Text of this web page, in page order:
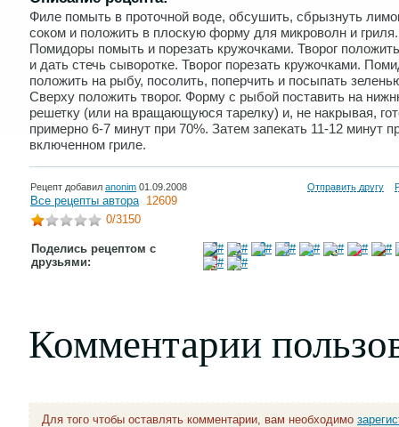
Филе помыть в проточной воде, обсушить, сбрызнуть
соком и положить в плоскую форму для микроволн и гриля.
Помидоры помыть и порезать кружочками. Творог
и дать стечь сыворотке. Творог порезать кружочками.
положить на рыбу, посолить, поперчить и посыпать
Сверху положить творог. Форму с рыбой поставить на
решетку (или на вращающуюся тарелку) и, не накрывая,
примерно 6-7 минут при 70%. Затем запекать 11-12 минут
включенном гриле.
Рецепт добавил anonim 01.09.2008 Отправить другу
Все рецепты автора 12609
0/3150
Поделись рецептом с
друзьями:
Комментарии
Для того чтобы оставлять комментарии, вам необходимо